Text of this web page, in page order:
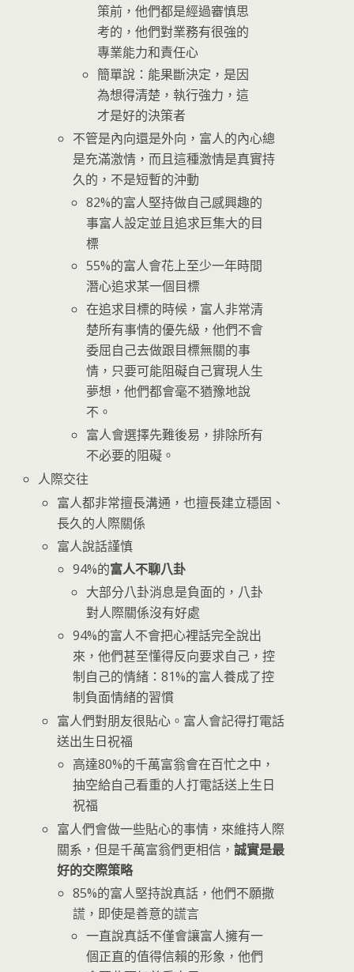
策前，他們都是經過審慎思
考的，他們對業務有很強的
專業能力和責任心
簡單說：能果斷決定，是因
為想得清楚，執行強力，這
才是好的決策者
不管是內向還是外向，富人的內心總
是充滿激情，而且這種激情是真實持
久的，不是短暫的沖動
82%的富人堅持做自己感興趣的
事富人設定並且追求巨集大的目
標
55%的富人會花上至少一年時間
潛心追求某一個目標
在追求目標的時候，富人非常清
楚所有事情的優先級，他們不會
委屈自己去做跟目標無關的事
情，只要可能阻礙自己實現人生
夢想，他們都會毫不猶豫地說
不。
富人會選擇先難後易，排除所有
不必要的阻礙。
人際交往
富人都非常擅長溝通，也擅長建立穩固、
長久的人際關係
富人說話謹慎
94%的富人不聊八卦
大部分八卦消息是負面的，八卦
對人際關係沒有好處
94%的富人不會把心裡話完全說出
來，他們甚至懂得反向要求自己，控
制自己的情緒：81%的富人養成了控
制負面情緒的習慣
富人們對朋友很貼心。富人會記得打電話
送出生日祝福
高達80%的千萬富翁會在百忙之中，
抽空給自己看重的人打電話送上生日
祝福
富人們會做一些貼心的事情，來維持人際
關系，但是千萬富翁們更相信，誠實是最
好的交際策略
85%的富人堅持說真話，他們不願撒
謊，即使是善意的謊言
一直說真話不僅會讓富人擁有一
個正直的值得信賴的形象，他們